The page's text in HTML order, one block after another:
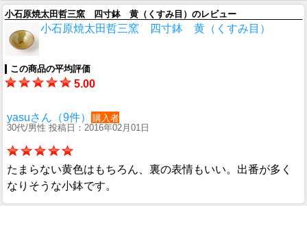
小石原焼太田哲三窯 四寸鉢 黄（くすみ目）のレビュー
小石原焼太田哲三窯 四寸鉢 黄（くすみ目）
この商品の平均評価
5.00
yasuさん（9件）
購入者
30代/男性 投稿日：2016年02月01日
たまらない黄色はもちろん、裏の表情もいい。出番が多く
なりそうな小鉢です。